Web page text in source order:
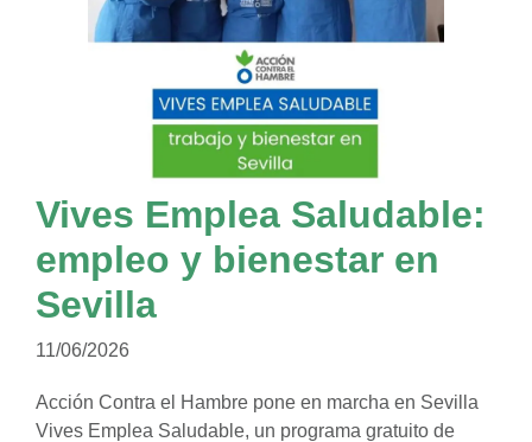
Vives Emplea Saludable:
empleo y bienestar en
Sevilla
11/06/2026
Acción Contra el Hambre pone en marcha en Sevilla
Vives Emplea Saludable, un programa gratuito de